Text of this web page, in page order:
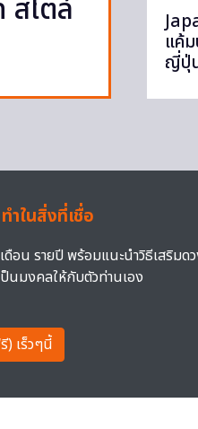
สไตล์
แค้
ญี่ปุ่
ำในสิ่งที่เชื่อ
ดือน รายปี พร้อมแนะนำวิธีเสริมด
นมงคลให้กับตัวท่านเอง
) เร็วๆนี้